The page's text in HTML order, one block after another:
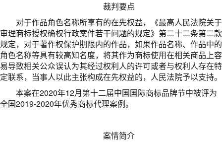
裁判要点
对于作品角色名称所享有的在先权益，《最高人民法院关于
审理商标授权确权行政案件若干问题的规定》第二十二条第二款
规定，对于著作权保护期限内的作品，如果作品名称、作品中的
角色名称等具有较高知名度，将其作为商标使用在相关商品上容
易导致相关公众误认为其经过权利人的许可或者与权利人存在特
定联系，当事人以此主张构成在先权益的，人民法院予以支持。
本案在2020年12月第十二届中国国际商标品牌节中被评为
全国2019-2020年优秀商标代理案例。
案情简介